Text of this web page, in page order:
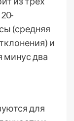
(средняя
и
минус два
для